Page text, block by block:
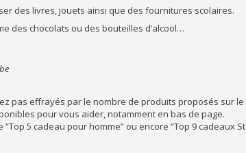
des livres, jouets ainsi que des fournitures scolaires.
des chocolats ou des bouteilles d’alcool…
pas effrayés par le nombre de produits proposés sur le
pour vous aider, notamment en bas de page.
5 cadeau pour homme” ou encore “Top 9 cadeaux St